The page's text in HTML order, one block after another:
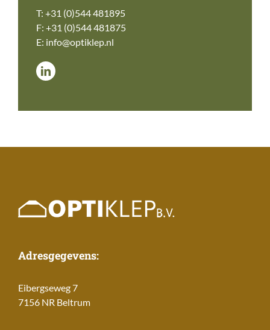
T: +31 (0)544 481895
F: +31 (0)544 481875
E: info@optiklep.nl
Adresgegevens:
Eibergseweg 7
7156 NR Beltrum